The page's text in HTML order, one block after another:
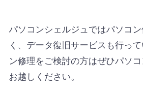
パソコンシェルジュではパソコ
く、データ復旧サービスも行っ
ン修理をご検討の方はぜひパソ
お越しください。